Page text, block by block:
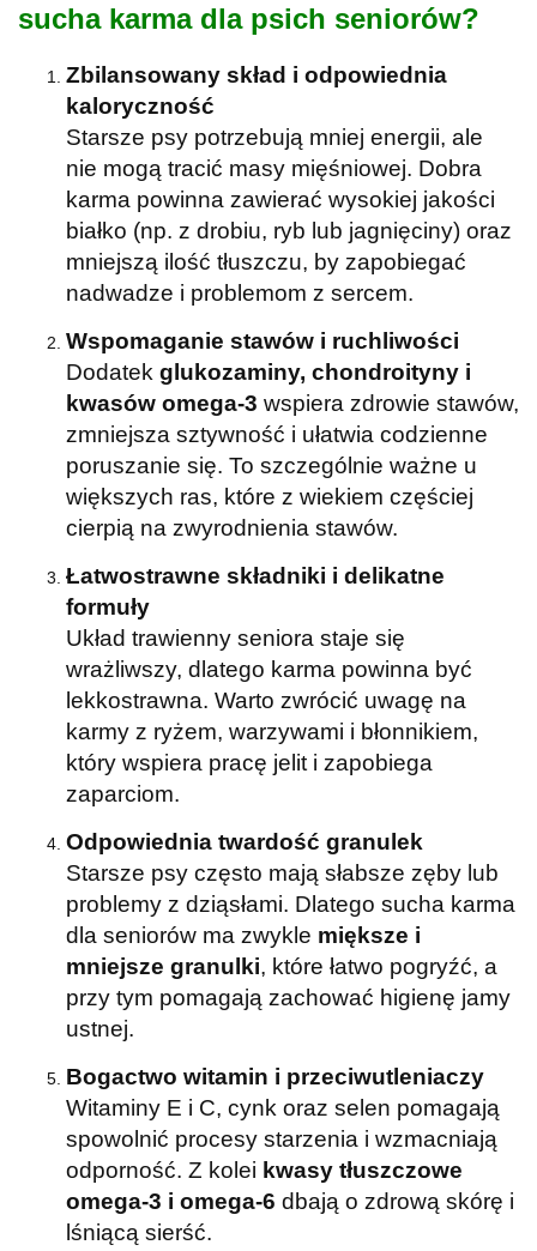
sucha karma dla psich seniorów?
Zbilansowany skład i odpowiednia
kaloryczność
Starsze psy potrzebują mniej energii, ale
nie mogą tracić masy mięśniowej. Dobra
karma powinna zawierać wysokiej jakości
białko (np. z drobiu, ryb lub jagnięciny) oraz
mniejszą ilość tłuszczu, by zapobiegać
nadwadze i problemom z sercem.
Wspomaganie stawów i ruchliwości
Dodatek glukozaminy, chondroityny i
kwasów omega-3 wspiera zdrowie stawów,
zmniejsza sztywność i ułatwia codzienne
poruszanie się. To szczególnie ważne u
większych ras, które z wiekiem częściej
cierpią na zwyrodnienia stawów.
Łatwostrawne składniki i delikatne
formuły
Układ trawienny seniora staje się
wrażliwszy, dlatego karma powinna być
lekkostrawna. Warto zwrócić uwagę na
karmy z ryżem, warzywami i błonnikiem,
który wspiera pracę jelit i zapobiega
zaparciom.
Odpowiednia twardość granulek
Starsze psy często mają słabsze zęby lub
problemy z dziąsłami. Dlatego sucha karma
dla seniorów ma zwykle miększe i
mniejsze granulki, które łatwo pogryźć, a
przy tym pomagają zachować higienę jamy
ustnej.
Bogactwo witamin i przeciwutleniaczy
Witaminy E i C, cynk oraz selen pomagają
spowolnić procesy starzenia i wzmacniają
odporność. Z kolei kwasy tłuszczowe
omega-3 i omega-6 dbają o zdrową skórę i
lśniącą sierść.